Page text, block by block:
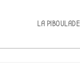
MainLA PIBOULADE